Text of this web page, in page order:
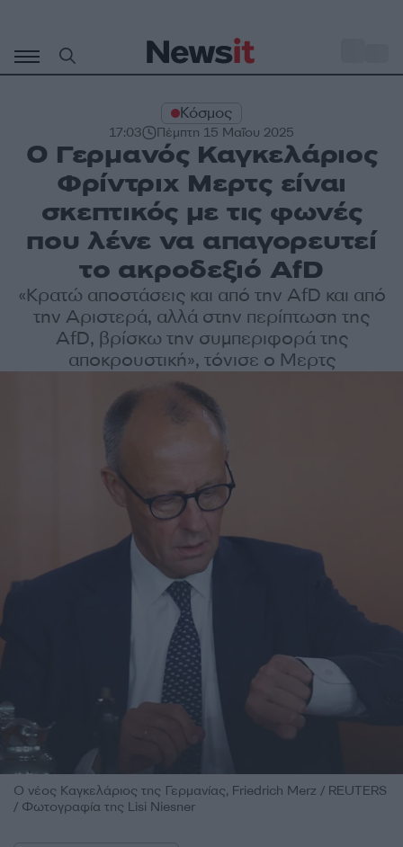
περιεχόμενο
Κόσμος
17:03 Πέμπτη 15 Μαΐου 2025
Ο Γερμανός Καγκελάριος
Φρίντριχ Μερτς είναι
σκεπτικός με τις φωνές
που λένε να απαγορευτεί
το ακροδεξιό AfD
«Κρατώ αποστάσεις και από την AfD και από
την Αριστερά, αλλά στην περίπτωση της
AfD, βρίσκω την συμπεριφορά της
αποκρουστική», τόνισε ο Μερτς
Ο νέος Καγκελάριος της Γερμανίας, Friedrich Merz / REUTERS
/ Φωτογραφία της Lisi Niesner